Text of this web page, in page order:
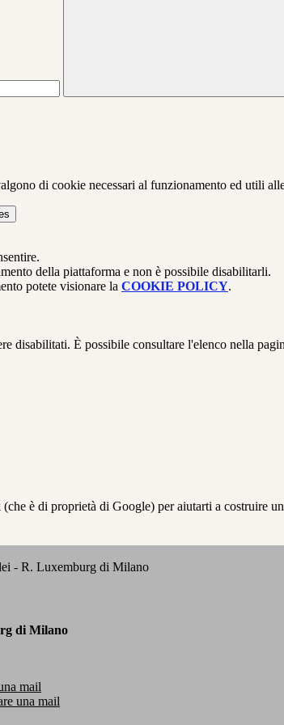
di cookie necessari al funzionamento ed utili
della piattaforma e non è possibile disabilitarli.
potete visionare la COOKIE POLICY.
disabilitati. È possibile consultare l'elenco nella
è di proprietà di Google) per aiutarti a costruire
- R. Luxemburg di Milano
di Milano
mail
una mail